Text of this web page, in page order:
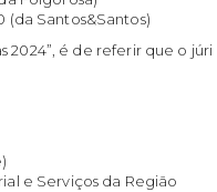
(da Santos&Santos)
2024”, é de referir que o júri
e Serviços da Região